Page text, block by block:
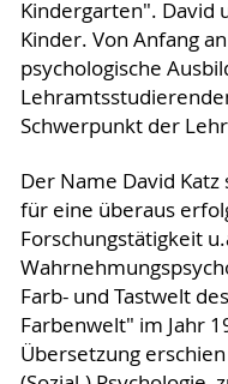
Kindergarten". David
Kinder. Von Anfang
psychologische
Schwerpunkt der
Der Name David
für eine überaus
Forschungstätigkeit
Farb- und Tastwelt
Farbenwelt" im Jahr
Übersetzung